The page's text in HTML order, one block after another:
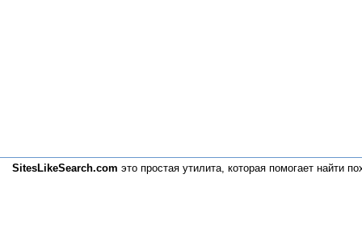
SitesLikeSearch.com это простая утилита, которая помогает найти